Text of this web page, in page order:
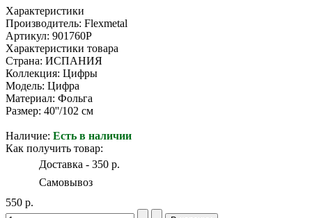
Характеристики
Производитель: Flexmetal
Артикул: 901760P
Характеристики товара
Страна: ИСПАНИЯ
Коллекция: Цифры
Модель: Цифра
Материал: Фольга
Размер: 40''/102 см
Наличие: Есть в наличии
Как получить товар:
Доставка - 350 р.
Самовывоз
550 р.